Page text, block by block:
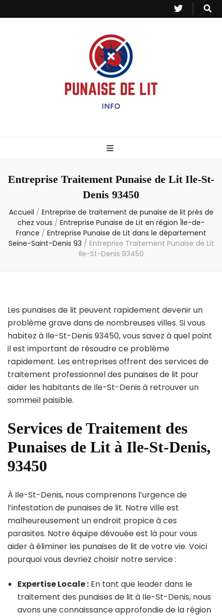
– Info
Entreprise Traitement Punaise de Lit Ile-St-
Denis 93450
Accueil / Entreprise de traitement de punaise de lit près de
chez vous / Entreprise Punaise de Lit en région Île-de-
France / Entreprise Punaise de Lit dans le département
Seine-Saint-Denis 93 / Entreprise Traitement Punaise de Lit
Ile-St-Denis 93450
Les punaises de lit peuvent rapidement devenir un
problème grave dans de nombreuses villes. Si vous
habitez à Ile-St-Denis 93450, vous savez à quel point
il est important de résoudre ce problème
rapidement. Les entreprises offrent des services de
traitement professionnel des punaises de lit pour
aider les habitants de Ile-St-Denis à retrouver un
sommeil paisible.
Services de Traitement des
Punaises de Lit à Ile-St-Denis,
93450
À Ile-St-Denis, nous comprenons l’urgence de
l’infestation de punaises de lit. Notre ville est
malheureusement un endroit propice à ces
parasites. Notre équipe dévouée est là pour vous
aider à éliminer les punaises de lit de votre vie. Voici
pourquoi vous devriez choisir notre service :
Expertise Locale : En tant que leader dans le
traitement des punaises de lit à Ile-St-Denis, nous
avons une connaissance approfondie de la région